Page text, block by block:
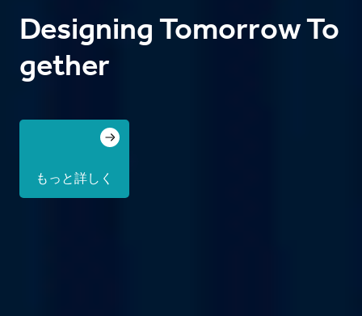
Designing Tomorrow To
gether
もっと詳しく